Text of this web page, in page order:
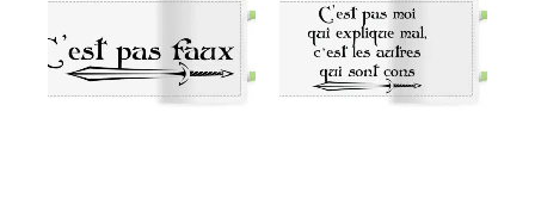
15,99€
15,99€